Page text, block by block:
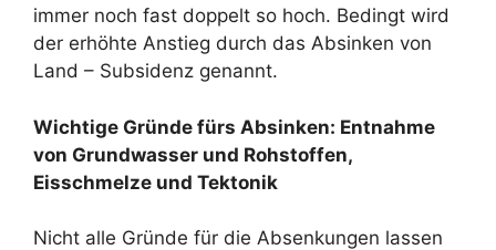
immer noch fast doppelt so hoch. Bedingt wird
der erhöhte Anstieg durch das Absinken von
Land – Subsidenz genannt.
Wichtige Gründe fürs Absinken: Entnahme
von Grundwasser und Rohstoffen,
Eisschmelze und Tektonik
Nicht alle Gründe für die Absenkungen lassen